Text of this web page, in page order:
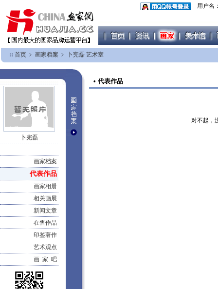
用户名
首页 ﹥ 画家档案 ﹥ 卜宪磊 艺术室
卜宪磊
画家档案
代表作品
画家相册
相关画展
新闻文章
在售作品
印鉴著作
艺术观点
画 家 吧
• 代表作品
对不起，